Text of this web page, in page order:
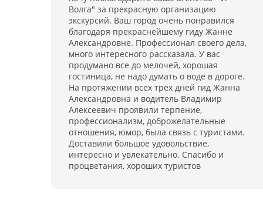
Волга" за прекрасную организацию
экскурсий. Ваш город очень понравился
благодаря прекраснейшему гиду Жанне
Александровне. Профессионал своего дела,
много интересного рассказала. У вас
продумано все до мелочей, хорошая
гостиница, не надо думать о воде в дороге.
На протяжении всех трёх дней гид Жанна
Александровна и водитель Владимир
Алексеевич проявили терпение,
профессионализм, доброжелательные
отношения, юмор, была связь с туристами.
Доставили большое удовольствие,
интересно и увлекательно. Спасибо и
процветания, хороших туристов